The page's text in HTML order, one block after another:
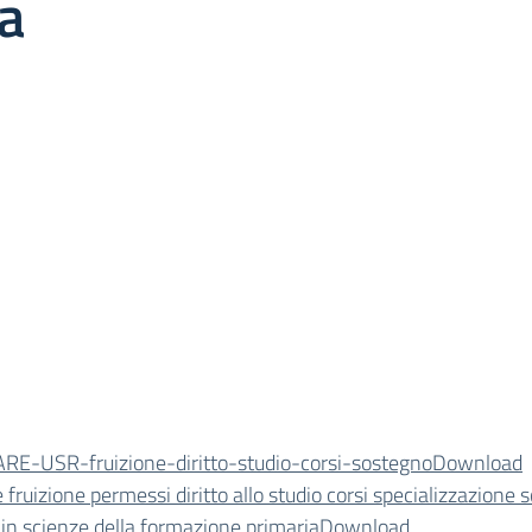
USR-fruizione-diritto-studio-corsi-sostegnoDownload
fruizione permessi diritto allo studio corsi specializzazione